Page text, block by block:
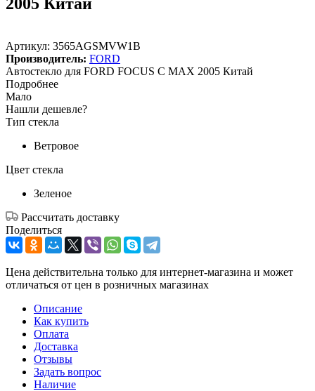
Артикул: 3565AGSMVW1B
Производитель: FORD
Автостекло для FORD FOCUS C MAX 2005 Китай
Подробнее
Мало
Нашли дешевле?
Тип стекла
Ветровое
Цвет стекла
Зеленое
Рассчитать доставку
Поделиться
Цена действительна только для интернет-магазина и может
отличаться от цен в розничных магазинах
Описание
Как купить
Оплата
Доставка
Отзывы
Задать вопрос
Наличие